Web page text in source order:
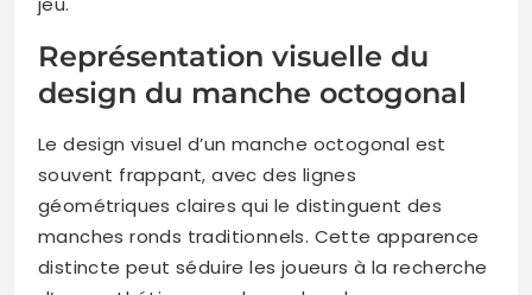
Représentation visuelle du
design du manche octogonal
Le design visuel d’un manche octogonal est
souvent frappant, avec des lignes
géométriques claires qui le distinguent des
manches ronds traditionnels. Cette apparence
distincte peut séduire les joueurs à la recherche